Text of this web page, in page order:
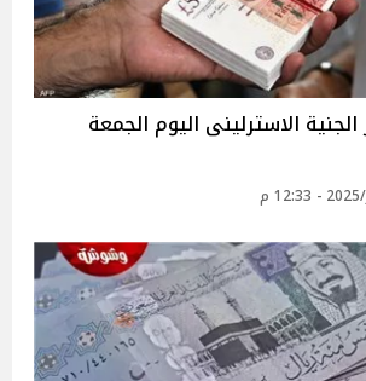
الاسترلينى اليوم الجمعة